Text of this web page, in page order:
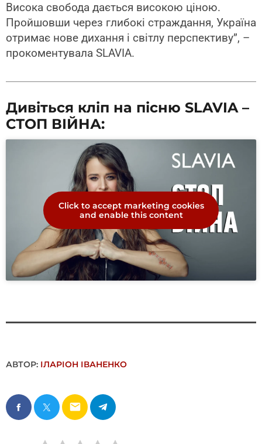
Висока свобода дається високою ціною.
Пройшовши через глибокі страждання, Україна
отримає нове дихання і світлу перспективу”, –
прокоментувала SLAVIA.
Дивіться кліп на пісню SLAVIA –
СТОП ВІЙНА:
Click to accept marketing cookies
and enable this content
АВТОР: ІЛАРІОН ІВАНЕНКО
email